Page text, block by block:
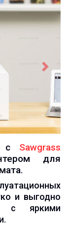
с Sawgrass
для
и выгодно
с яркими